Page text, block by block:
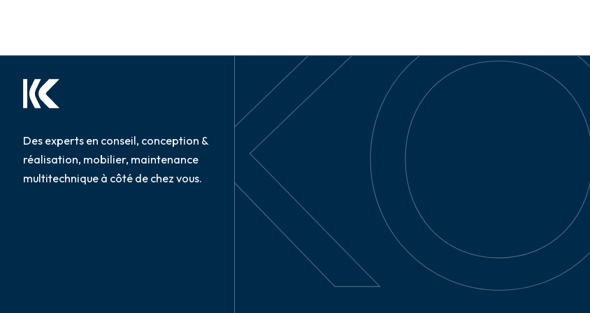
Des experts en conseil, conception &
réalisation, mobilier, maintenance
multitechnique à côté de chez vous.